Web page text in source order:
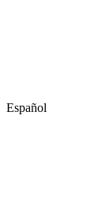
Español